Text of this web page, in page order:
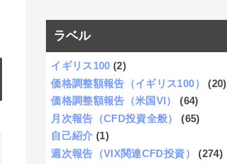
ラベル
イギリス100 (2)
価格調整額報告（イギリス100）
(20)
価格調整額報告（米国VI）
(64)
月次報告（CFD投資全般）
(65)
自己紹介 (1)
週次報告（VIX関連CFD投資）
(274)